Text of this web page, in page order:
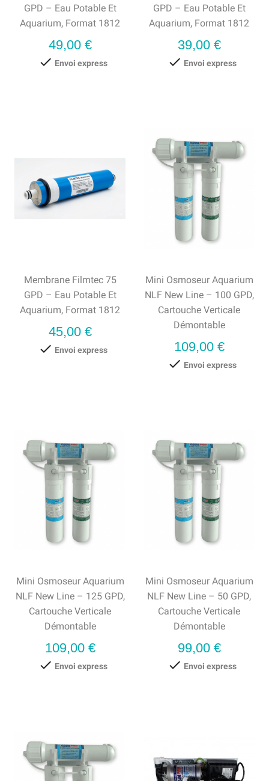
GPD – Eau Potable Et
Aquarium, Format 1812
Prix
49,00 €
 Envoi express
GPD – Eau Potable Et
Aquarium, Format 1812
Prix
39,00 €
 Envoi express
Membrane Filmtec 75
GPD – Eau Potable Et
Aquarium, Format 1812
Prix
45,00 €
 Envoi express
Mini Osmoseur Aquarium
NLF New Line – 100 GPD,
Cartouche Verticale
Démontable
Prix
109,00 €
 Envoi express
Mini Osmoseur Aquarium
NLF New Line – 125 GPD,
Cartouche Verticale
Démontable
Prix
109,00 €
 Envoi express
Mini Osmoseur Aquarium
NLF New Line – 50 GPD,
Cartouche Verticale
Démontable
Prix
99,00 €
 Envoi express